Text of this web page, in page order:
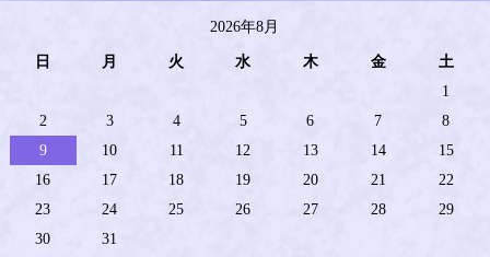
2026年8月
日 月 火 水 木 金
土
1
2
3 4 5 6 7
8
9
10 11 12 13 14
15
16
17 18 19 20 21
22
23
24 25 26 27 28
29
30
31